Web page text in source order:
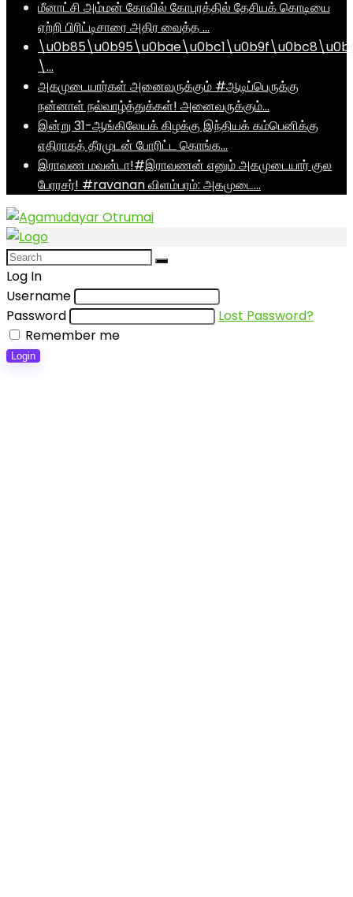
மீனாட்சி அம்மன் கோவில் கோபுரத்தில் தேசியக் கொடியை
ஏற்றி பிரிட்டிசாரை அதிர வைத்த …
\…
அகமுடையார்கள் அனைவருக்கும் #ஆடிப்பெருக்கு
நன்னாள் நல்வாழ்த்துக்கள்! அனைவருக்கும்…
இன்று 31-ஆங்கிலேயக் கிழக்கு இந்தியக் கம்பெனிக்கு
எதிராகத் தீரமுடன் போரிட்ட கொங்க…
இராவண மவன்டா!#இராவணன் எனும் அகமுடையார் குல
பேரரசர்! #ravanan விளம்பரம்: அகமுடை…
Log In
Username
Password
Lost Password?
Remember me
Login